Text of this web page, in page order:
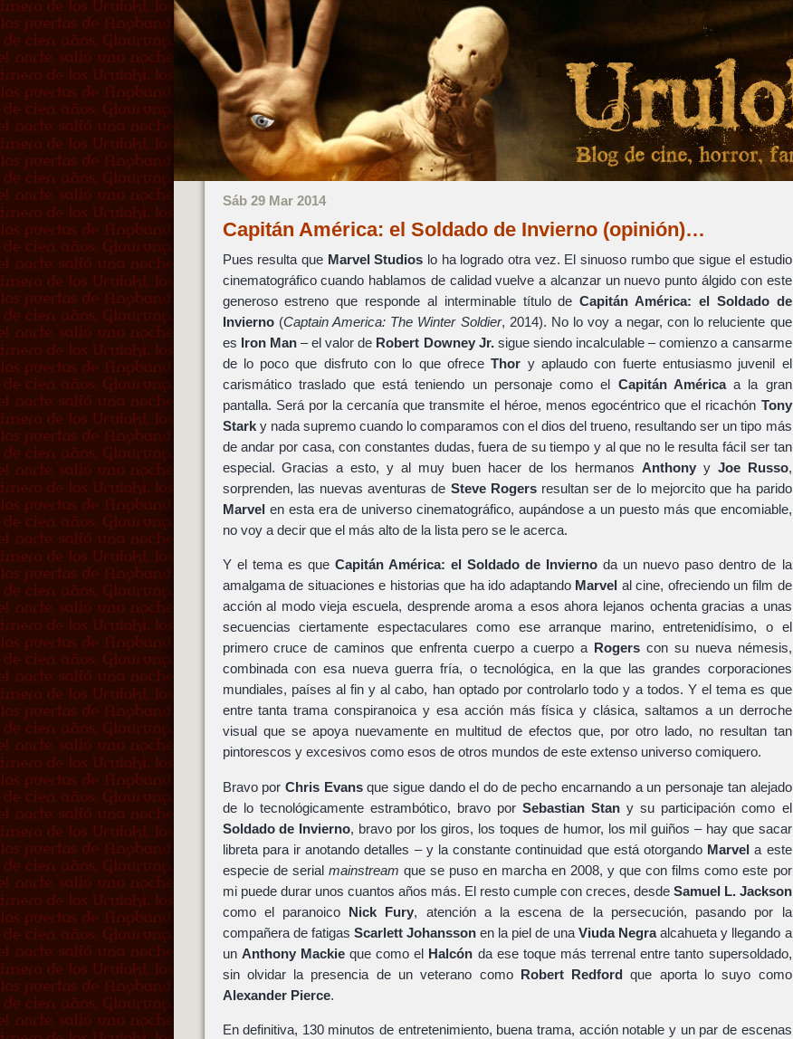
Sáb 29 Mar 2014
Capitán América: el Soldado de Invierno (opinión)…
Pues resulta que Marvel Studios lo ha logrado otra vez. El sinuoso rumbo que sigue el estudio
cinematográfico cuando hablamos de calidad vuelve a alcanzar un nuevo punto álgido con este
generoso estreno que responde al interminable título deCapitán América: el Soldado de
Invierno(Captain America: The Winter Soldier, 2014). No lo voy a negar, con lo reluciente que
es Iron Man– el valor de Robert Downey Jr.sigue siendo incalculable – comienzo a cansarme
de lo poco que disfruto con lo que ofreceThor y aplaudo con fuerte entusiasmo juvenil el
carismático traslado que está teniendo un personaje como el Capitán Américaa la gran
pantalla. Será por la cercanía que transmite el héroe, menos egocéntrico que el ricachón Tony
Starky nada supremo cuando lo comparamos con el dios del trueno, resultando ser un tipo más
de andar por casa, con constantes dudas, fuera de su tiempo y al que no le resulta fácil ser tan
especial. Gracias a esto, y al muy buen hacer de los hermanos Anthonyy Joe Russo,
sorprenden, las nuevas aventuras de Steve Rogersresultan ser de lo mejorcito que ha parido
Marvel en esta era de universo cinematográfico, aupándose a un puesto más que encomiable,
no voy a decir que el más alto de la lista pero se le acerca.
Y el tema es que Capitán América: el Soldado de Invierno da un nuevo paso dentro de la
amalgama de situaciones e historias que ha ido adaptando Marvel al cine, ofreciendo un film de
acción al modo vieja escuela, desprende aroma a esos ahora lejanos ochenta gracias a unas
secuencias ciertamente espectaculares como ese arranque marino, entretenidísimo, o el
primero cruce de caminos que enfrenta cuerpo a cuerpo a Rogers con su nueva némesis,
combinada con esa nueva guerra fría, o tecnológica, en la que las grandes corporaciones
mundiales, países al fin y al cabo, han optado por controlarlo todo y a todos. Y el tema es que
entre tanta trama conspiranoica y esa acción más física y clásica, saltamos a un derroche
visual que se apoya nuevamente en multitud de efectos que, por otro lado, no resultan tan
pintorescos y excesivos como esos de otros mundos de este extenso universo comiquero.
Bravo por Chris Evansque sigue dando el do de pecho encarnando a un personaje tan alejado
de lo tecnológicamente estrambótico, bravo porSebastian Stan y su participación como el
Soldado de Invierno, bravo por los giros, los toques de humor, los mil guiños – hay que sacar
libreta para ir anotando detalles – y la constante continuidad que está otorgando Marvel a este
especie de serial mainstream que se puso en marcha en 2008, y que con films como este por
mi puede durar unos cuantos años más. El resto cumple con creces, desde Samuel L. Jackson
como el paranoico Nick Fury, atención a la escena de la persecución, pasando por la
compañera de fatigas Scarlett Johanssonen la piel de unaViuda Negraalcahueta y llegando a
un Anthony Mackieque como el Halcón da ese toque más terrenal entre tanto supersoldado,
sin olvidar la presencia de un veterano como Robert Redford que aporta lo suyo como
Alexander Pierce.
En definitiva, 130 minutos de entretenimiento, buena trama, acción notable y un par de escenas